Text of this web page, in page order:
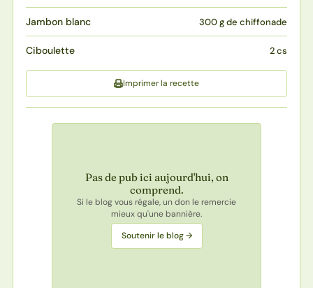
Jambon blanc 300 g de chiffonade
Ciboulette 2 cs
Imprimer la recette
Pas de pub ici aujourd'hui, on
comprend.
Si le blog vous régale, un don le remercie
mieux qu'une bannière.
Soutenir le blog →